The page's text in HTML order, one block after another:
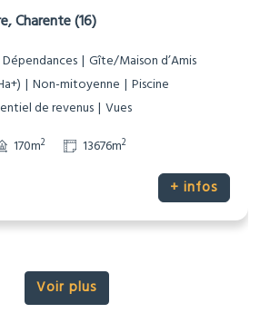
Charente (16)
Dépendances Gîte/Maison d’Amis
Non-mitoyenne
Piscine
de revenus Vues
170m2 13676m2
+ infos
Voir plus